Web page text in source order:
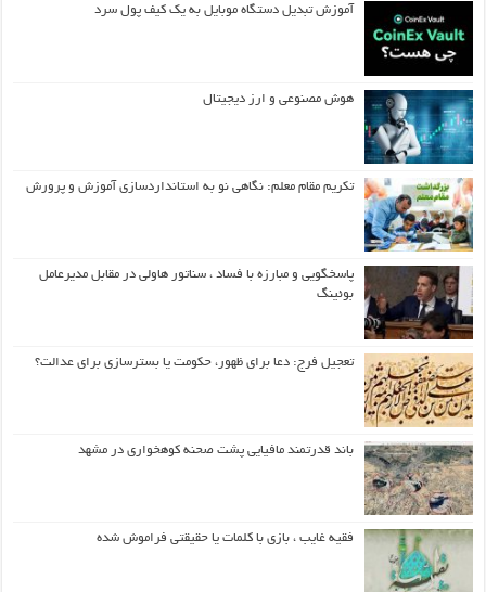
آموزش تبدیل دستگاه موبایل به یک کیف‌ پول سرد
هوش مصنوعی و ارز دیجیتال
تکریم مقام معلم: نگاهی نو به استانداردسازی آموزش و پرورش
پاسخگویی و مبارزه با فساد ، سناتور هاولی در مقابل مدیرعامل
بوئینگ
تعجیل فرج: دعا برای ظهور، حکومت یا بسترسازی برای عدالت؟
باند قدرتمند مافیایی پشت صحنه کوهخواری در مشهد
فقیه غایب ، بازی با کلمات یا حقیقتی فراموش شده